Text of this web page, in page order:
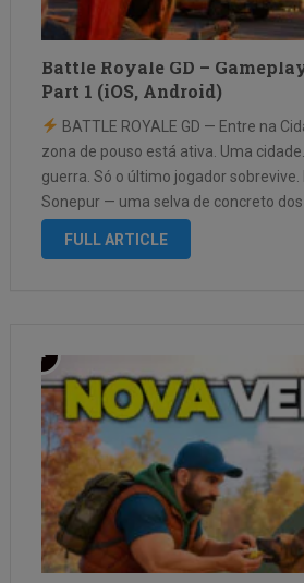
Battle Royale GD –
Part 1 (iOS, Android)
BATTLE ROYALE GD — Entre na
zona de pouso está ativa. Uma
guerra. Só o último jogador
Sonepur — uma selva de concreto
arranha-céus folheados a ouro
FULL ARTICLE